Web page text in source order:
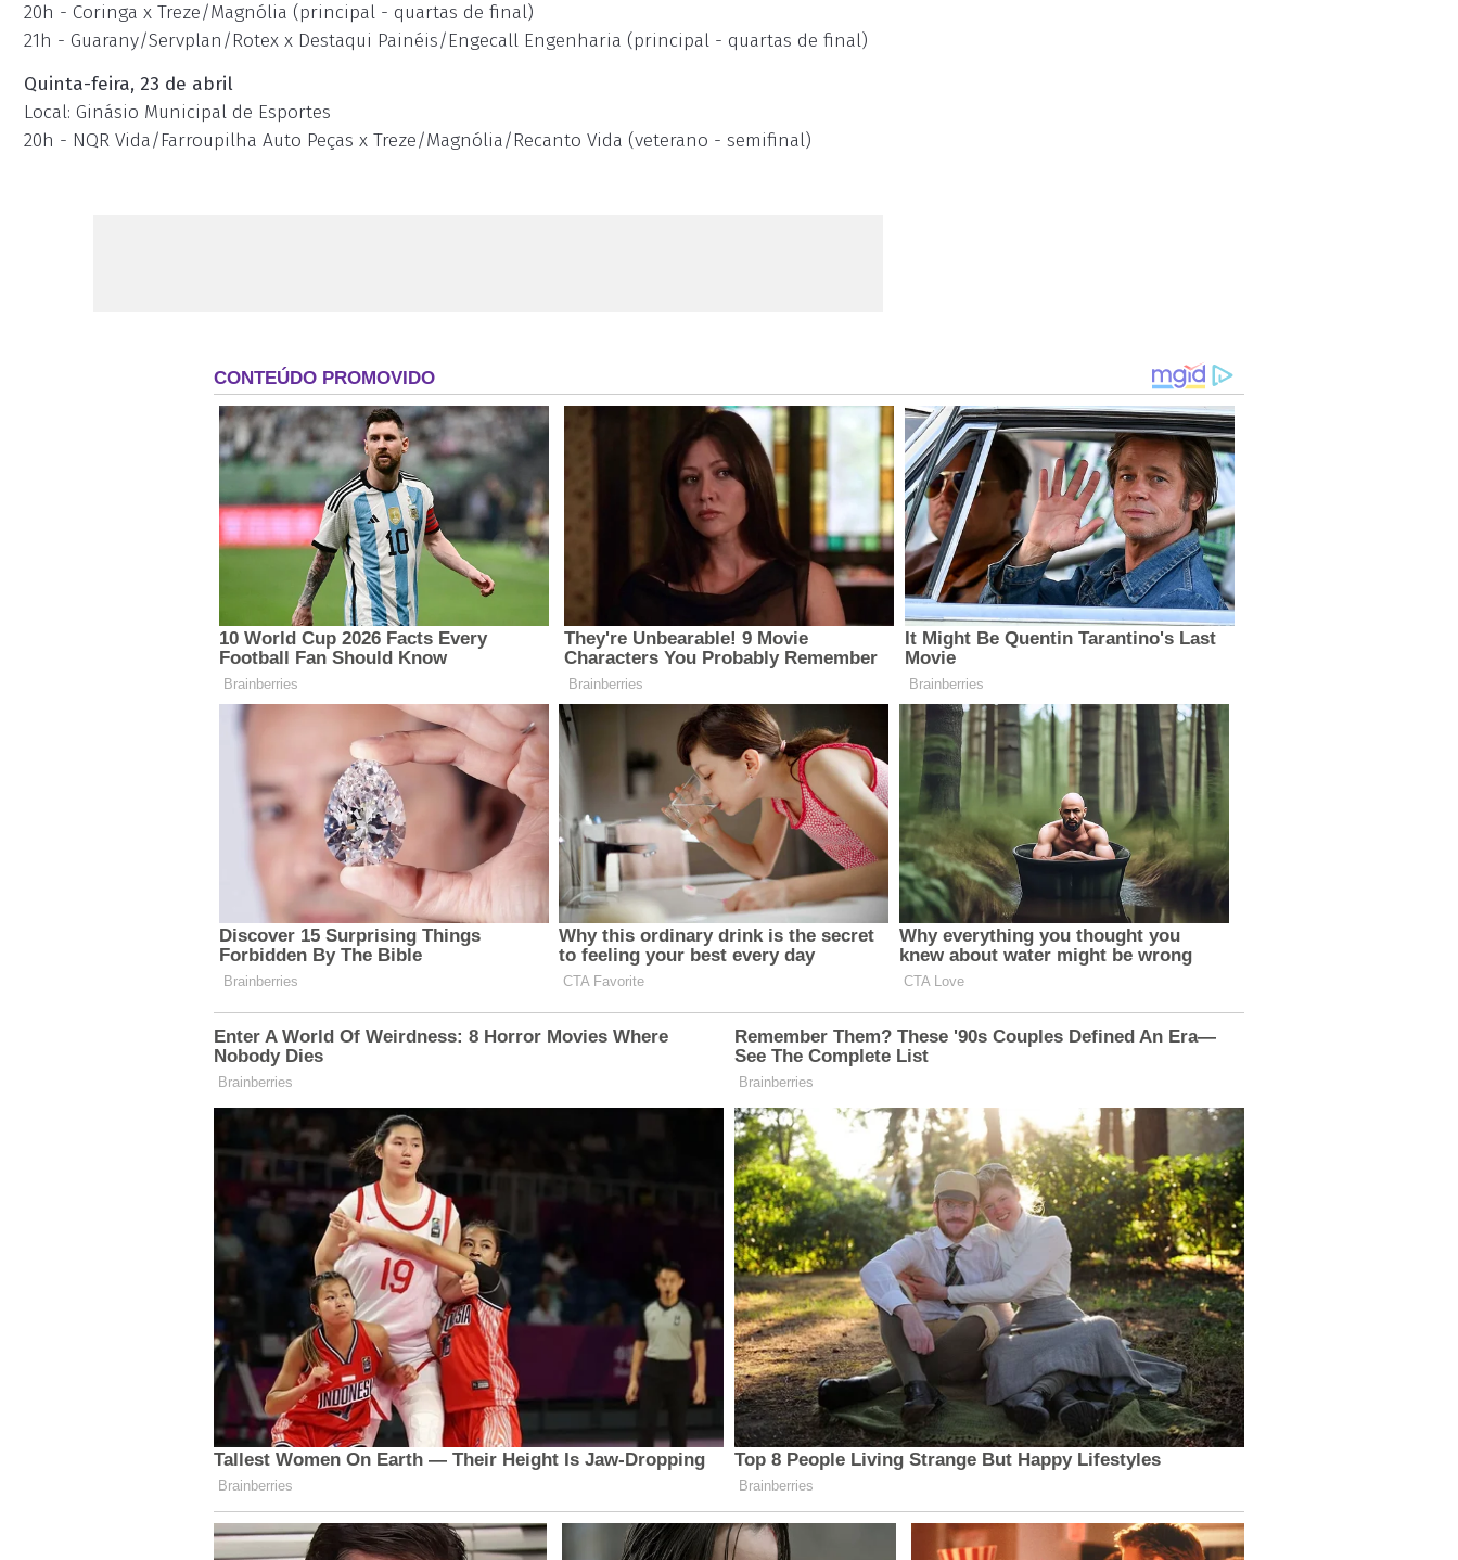
20h - Coringa x Treze/Magnólia (principal - quartas de final)
21h - Guarany/Servplan/Rotex x Destaqui Painéis/Engecall Engenharia (principal - quartas de final)
Quinta-feira, 23 de abril
Local: Ginásio Municipal de Esportes
20h - NQR Vida/Farroupilha Auto Peças x Treze/Magnólia/Recanto Vida (veterano - semifinal)